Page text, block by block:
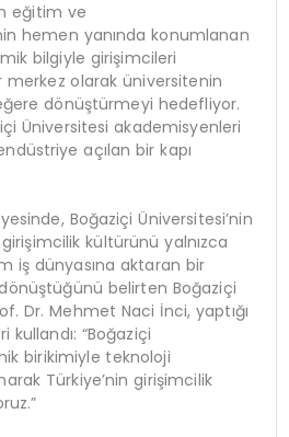
eğitim ve
hemen yanında konumlanan
bilgiyle girişimcileri
olarak üniversitenin
dönüştürmeyi hedefliyor.
Üniversitesi akademisyenleri
açılan bir kapı
Boğaziçi Üniversitesi’nin
kültürünü yalnızca
iş dünyasına aktaran bir
belirten Boğaziçi
Dr. Mehmet Naci İnci, yaptığı
“Boğaziçi
birikimiyle teknoloji
Türkiye’nin girişimcilik